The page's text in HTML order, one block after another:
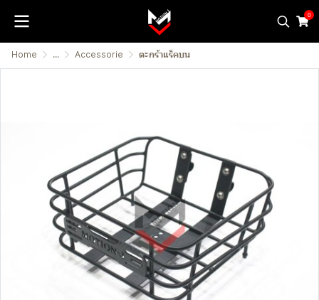
0
Home ... Accessorie ตะกร้าแร็คบน